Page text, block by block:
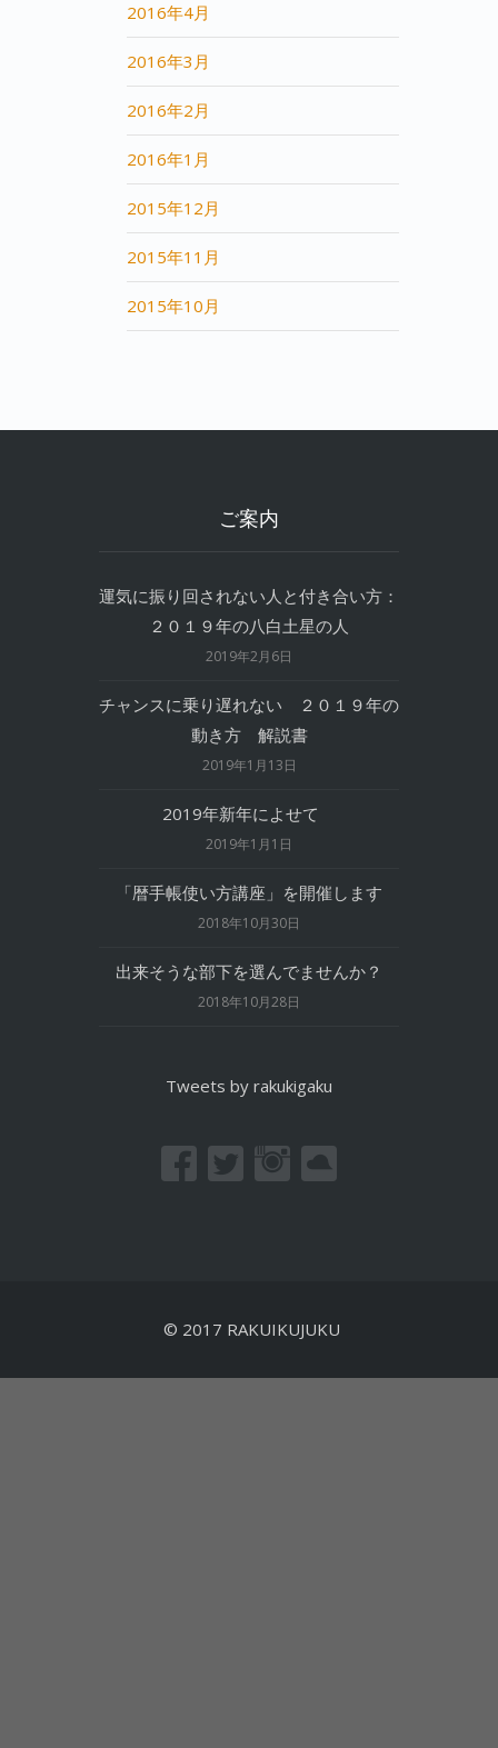
2016年4月
2016年3月
2016年2月
2016年1月
2015年12月
2015年11月
2015年10月
ご案内
運気に振り回されない人と付き合い方：
２０１９年の八白土星の人
2019年2月6日
チャンスに乗り遅れない ２０１９年の
動き方 解説書
2019年1月13日
2019年新年によせて
2019年1月1日
「暦手帳使い方講座」を開催します
2018年10月30日
出来そうな部下を選んでませんか？
2018年10月28日
Tweets by rakukigaku
© 2017 RAKUIKUJUKU